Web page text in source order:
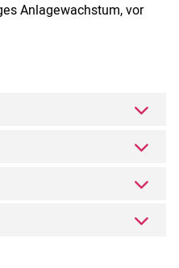
Anlagewachstum, vor